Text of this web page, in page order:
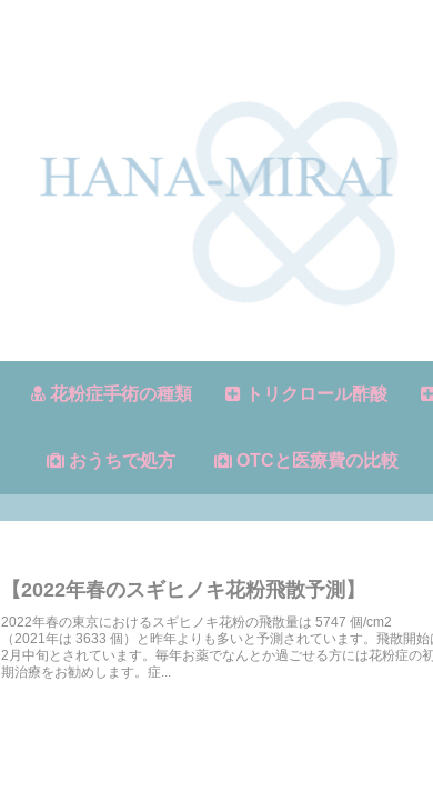
花粉症手術の種類 トリクロール酢酸
おうちで処方 OTCと医療費の比較
【2022年春のスギヒノキ花粉飛散予測】
2022年春の東京におけるスギヒノキ花粉の飛散量は 5747 個/cm2
（2021年は 3633 個）と昨年よりも多いと予測されています。飛散開始
2月中旬とされています。毎年お薬でなんとか過ごせる方には花粉症の初
期治療をお勧めします。症...